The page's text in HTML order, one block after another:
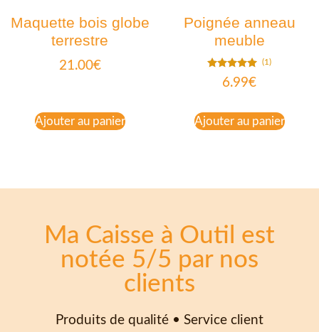
Maquette bois globe
terrestre
21.00€
Ajouter au panier
Poignée anneau
meuble
Note
5.00
(1)
6.99€
Ajouter au panier
Ma Caisse à Outil est
notée 5/5 par nos
clients
Produits de qualité • Service client